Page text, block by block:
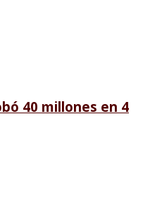
40 millones en 4